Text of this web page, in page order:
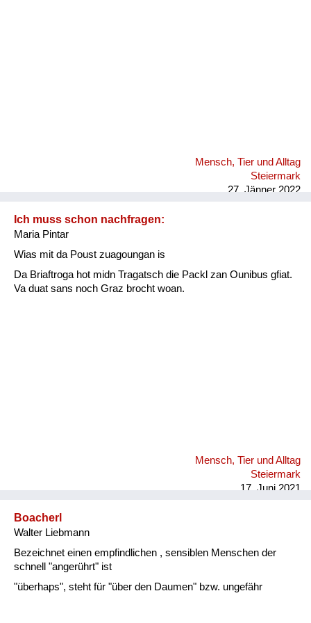
Mensch, Tier und Alltag
Steiermark
27. Jänner 2022
Ich muss schon nachfragen:
Maria Pintar
Wias mit da Poust zuagoungan is
Da Briaftroga hot midn Tragatsch die Packl zan Ounibus gfiat.
Va duat sans noch Graz brocht woan.
Mensch, Tier und Alltag
Steiermark
17. Juni 2021
Boacherl
Walter Liebmann
Bezeichnet einen empfindlichen , sensiblen Menschen der
schnell "angerührt" ist
"überhaps", steht für "über den Daumen" bzw. ungefähr